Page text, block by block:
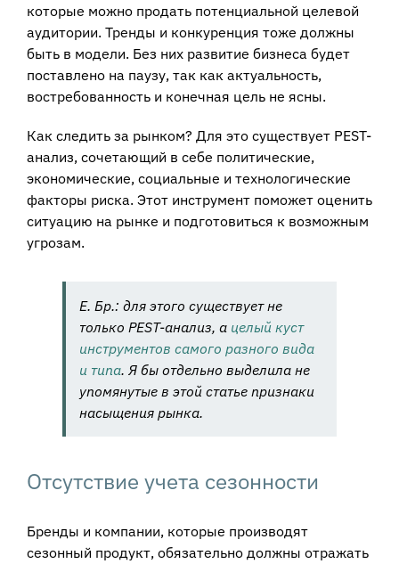
которые можно продать потенциальной целевой
аудитории. Тренды и конкуренция тоже должны
быть в модели. Без них развитие бизнеса будет
поставлено на паузу, так как актуальность,
востребованность и конечная цель не ясны.
Как следить за рынком? Для это существует PEST-
анализ, сочетающий в себе политические,
экономические, социальные и технологические
факторы риска. Этот инструмент поможет оценить
ситуацию на рынке и подготовиться к возможным
угрозам.
Е. Бр.: для этого существует не
только PEST-анализ, а целый куст
инструментов самого разного вида
и типа. Я бы отдельно выделила не
упомянутые в этой статье признаки
насыщения рынка.
Отсутствие учета сезонности
Бренды и компании, которые производят
сезонный продукт, обязательно должны отражать